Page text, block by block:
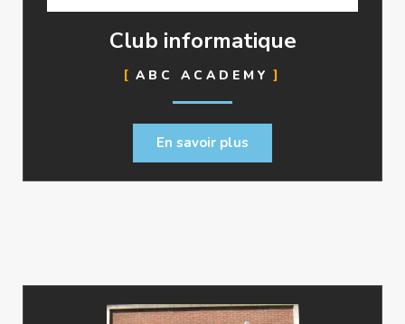
Club informatique
ABC ACADEMY
En savoir plus